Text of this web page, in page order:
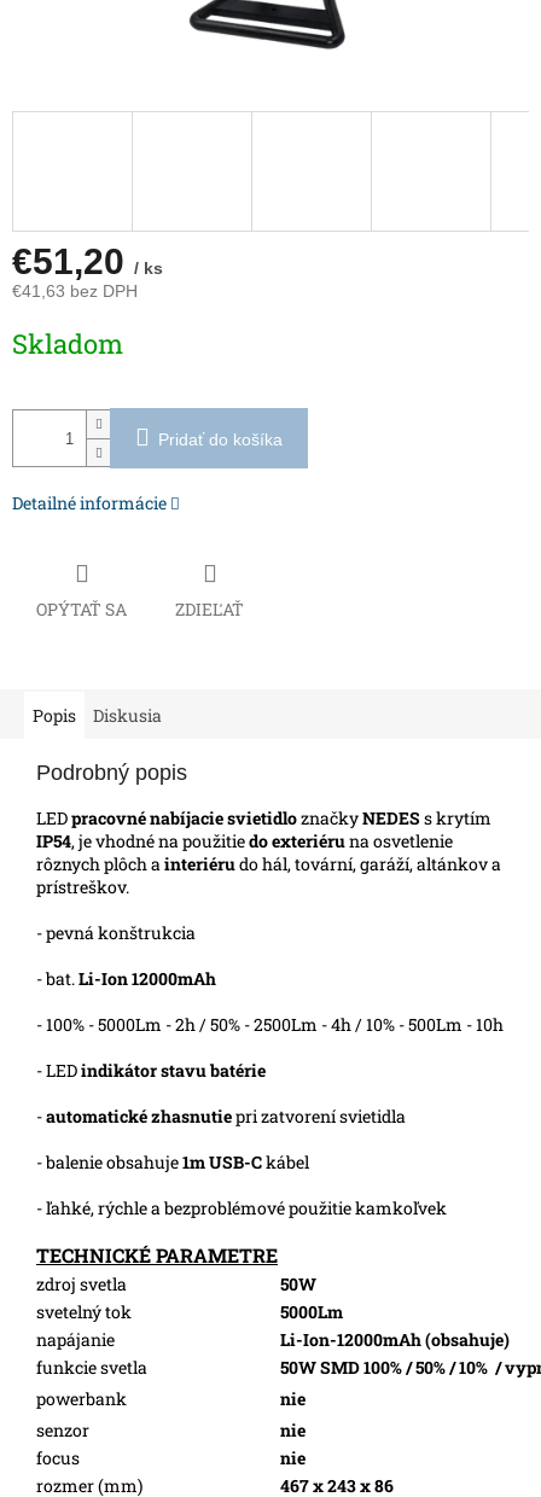
€51,20 / ks
€41,63 bez DPH
cena:
Skladom
Pridať do košíka
Detailné informácie
OPÝTAŤ SA ZDIEĽAŤ
Popis Diskusia
Podrobný popis
LEDpracovné nabíjacie svietidloznačkyNEDES s krytím
IP54, je vhodné na použitiedo exteriéruna osvetlenie
rôznych plôch ainteriérudo hál, tovární, garáží, altánkov a
prístreškov.
- pevná konštrukcia
- bat.Li-Ion 12000mAh
- 100% - 5000Lm - 2h / 50% - 2500Lm - 4h / 10% - 500Lm - 10h
- LEDindikátor stavu batérie
-automatické zhasnutiepri zatvorení svietidla
- balenie obsahuje1m USB-Ckábel
- ľahké, rýchle a bezproblémové použitie kamkoľvek
TECHNICKÉ PARAMETRE
zdroj svetla
50W
svetelný tok
5000Lm
napájanie
Li-Ion-12000mAh (obsahuje)
funkcie svetla
50W SMD 100% / 50% / 10% /
powerbank
nie
senzor
nie
focus
nie
rozmer (mm)
467 x 243 x 86